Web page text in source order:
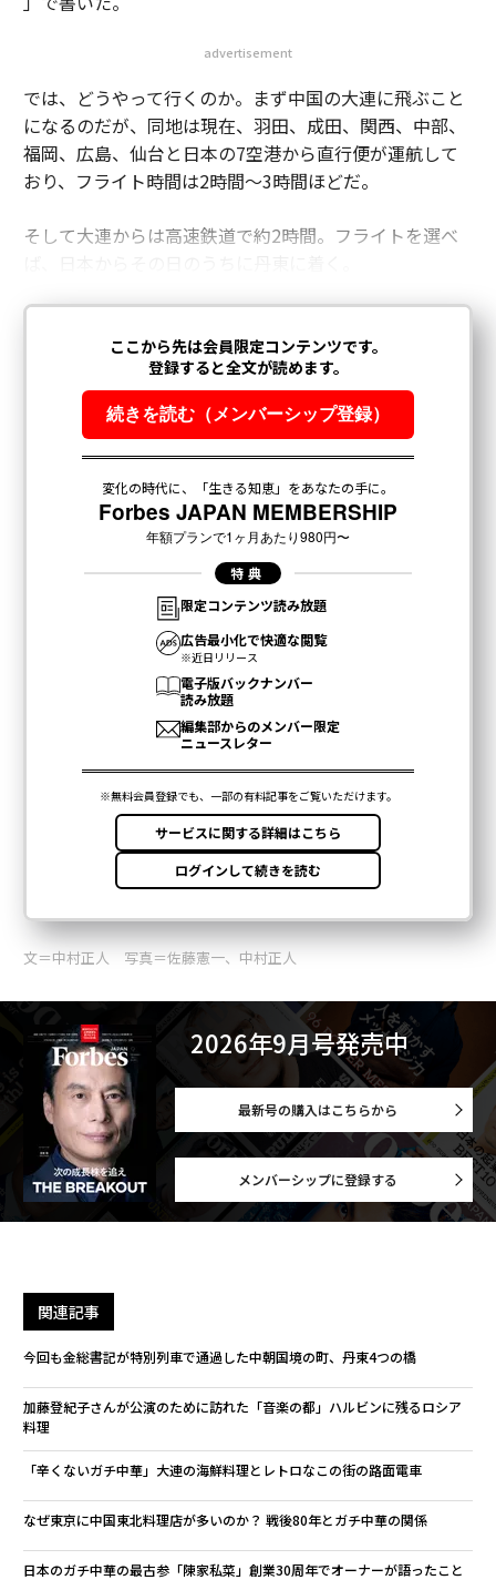
advertisement
では、どうやって行くのか。まず中国の大連に飛ぶこと
になるのだが、同地は現在、羽田、成田、関西、中部、
福岡、広島、仙台と日本の7空港から直行便が運航して
おり、フライト時間は2時間～3時間ほどだ。
そして大連からは高速鉄道で約2時間。フライトを選べ
文＝中村正人 写真＝佐藤憲一、中村正人
2026年9月号発売中
最新号の購入はこちらから
メンバーシップに登録する
関連記事
今回も金総書記が特別列車で通過した中朝国境の町、丹東4つの橋
加藤登紀子さんが公演のために訪れた「音楽の都」ハルビンに残るロシア
料理
「辛くないガチ中華」大連の海鮮料理とレトロなこの街の路面電車
なぜ東京に中国東北料理店が多いのか？ 戦後80年とガチ中華の関係
日本のガチ中華の最古参「陳家私菜」創業30周年でオーナーが語ったこと